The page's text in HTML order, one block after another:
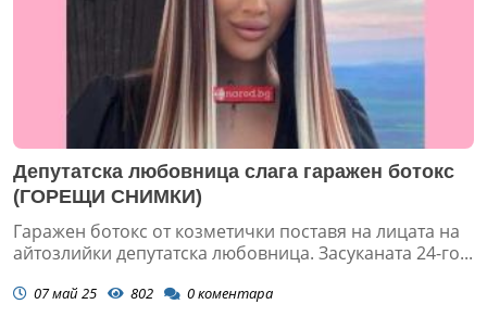
Депутатска любовница слага гаражен ботокс
(ГОРЕЩИ СНИМКИ)
Гаражен ботокс от козметички поставя на лицата на
айтозлийки депутатска любовница. Засуканата 24-го...
07 май 25 802 0коментара